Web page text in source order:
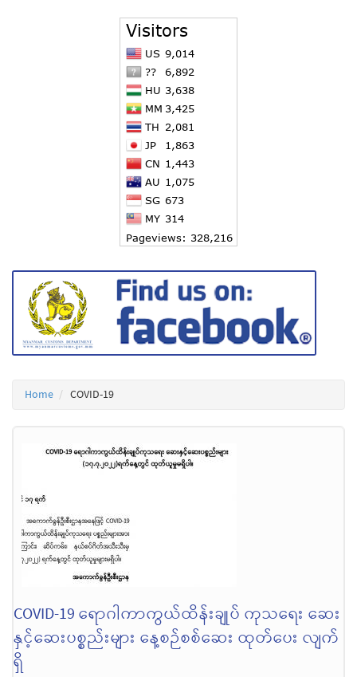
Home COVID-19
COVID-19 ရောဂါကာကွယ်ထိန်းချုပ် ကုသရေး ဆေး
နှင့်ဆေးပစ္စည်းများ နေ့စဉ်စစ်ဆေး ထုတ်ပေး လျက်
ရှိ